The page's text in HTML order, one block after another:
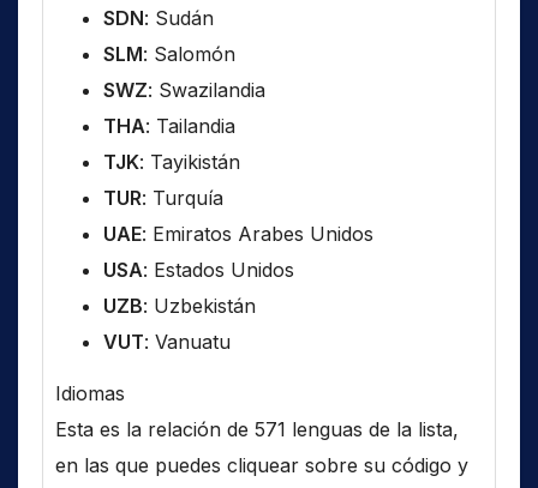
SDN: Sudán
SLM: Salomón
SWZ: Swazilandia
THA: Tailandia
TJK: Tayikistán
TUR: Turquía
UAE: Emiratos Arabes Unidos
USA: Estados Unidos
UZB: Uzbekistán
VUT: Vanuatu
Idiomas
Esta es la relación de 571 lenguas de la lista,
en las que puedes cliquear sobre su código y